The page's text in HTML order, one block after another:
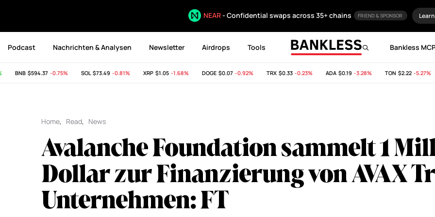
NEAR- Confidential swaps across 35+ chains FRIEND & SPONSOR
Podcast Nachrichten & Analysen Newsletter Airdrops Tools Bankless
BNB$594.37 -0.75% SOL$73.49 -0.81% XRP$1.05 -1.68% DOGE$0.07 -0.92% TRX$0.33 -0.23% ADA$0.19 -3.28% TON$2.22 -5.27%
Home, Read, News
Avalanche Foundation sammelt 1
Dollar zur Finanzierung von AVAX
Unternehmen: FT